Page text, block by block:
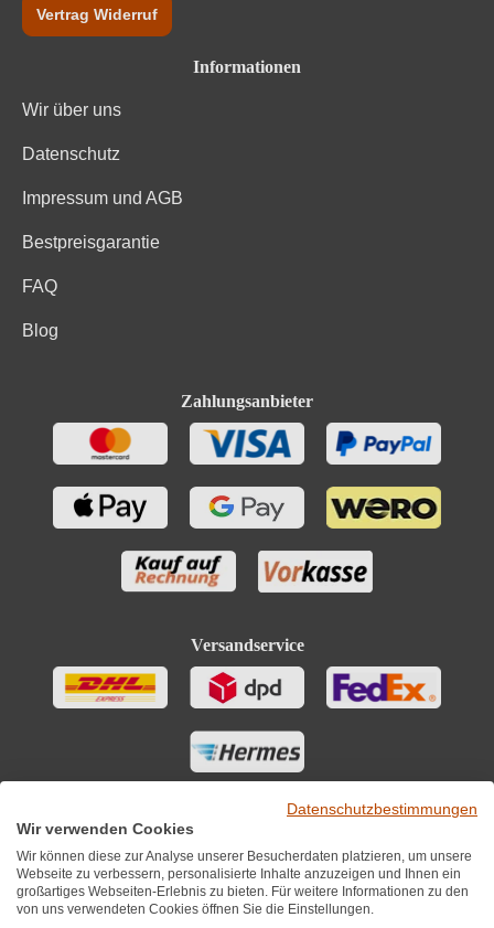
Vertrag Widerruf
Informationen
Wir über uns
Datenschutz
Impressum und AGB
Bestpreisgarantie
FAQ
Blog
Zahlungsanbieter
Versandservice
Datenschutzbestimmungen
Wir verwenden Cookies
Wir können diese zur Analyse unserer Besucherdaten platzieren, um unsere
Webseite zu verbessern, personalisierte Inhalte anzuzeigen und Ihnen ein
großartiges Webseiten-Erlebnis zu bieten. Für weitere Informationen zu den
von uns verwendeten Cookies öffnen Sie die Einstellungen.